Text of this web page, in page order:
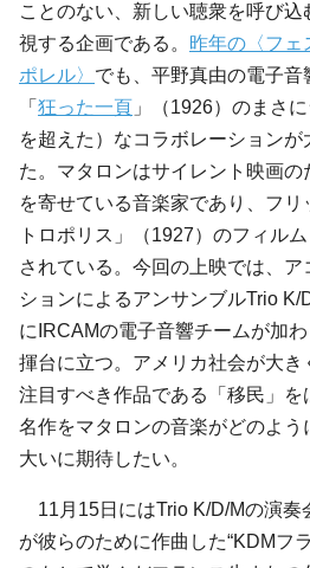
ことのない、新しい聴衆を呼び
視する企画である。 昨年の〈フェ
ポレル〉 でも、平野真由の電子
「 狂った一頁 」（1926）のまさ
を超えた）なコラボレーション
た。マタロンはサイレント映画
を寄せている音楽家であり、フリ
トロポリス」（1927）のフィル
されている。今回の上映では、
ションによるアンサンブルTrio K/
にIRCAMの電子音響チームが加
揮台に立つ。アメリカ社会が大き
注目すべき作品である「移民」
名作をマタロンの音楽がどのよう
大いに期待したい。
11月15日にはTrio K/D/Mの演奏
が彼らのために作曲した“KDMフ